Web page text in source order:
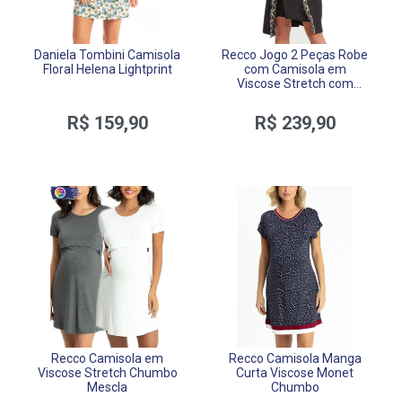
Daniela Tombini Camisola
Floral Helena Lightprint
R$ 159,90
Recco Jogo 2 Peças Robe
com Camisola em
Viscose Stretch com
R$ 239,90
Recco Camisola em
Viscose Stretch Chumbo
Mescla
Recco Camisola Manga
Curta Viscose Monet
Chumbo